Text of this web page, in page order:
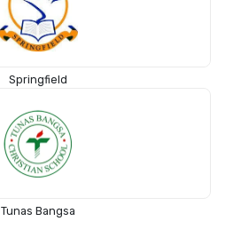
Springfield
Tunas Bangsa